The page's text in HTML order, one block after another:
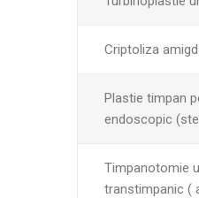
Criptoliza
Plastie timpan
endoscopic
Timpanotomie
transtimpanic (